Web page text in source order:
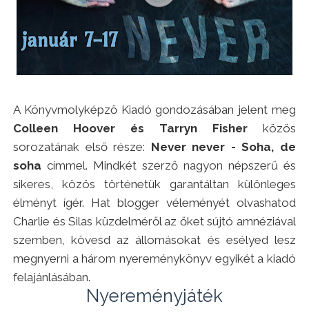
A Könyvmolyképző Kiadó gondozásában jelent meg
Colleen Hoover és Tarryn Fisher közös
sorozatának első része: Never never - Soha, de
soha címmel. Mindkét szerző nagyon népszerű és
sikeres, közös történetük garantáltan különleges
élményt ígér. Hat blogger véleményét olvashatod
Charlie és Silas küzdelméről az őket sújtó amnéziával
szemben, kövesd az állomásokat és esélyed lesz
megnyerni a három nyereménykönyv egyikét a kiadó
felajánlásában.
Nyereményjáték